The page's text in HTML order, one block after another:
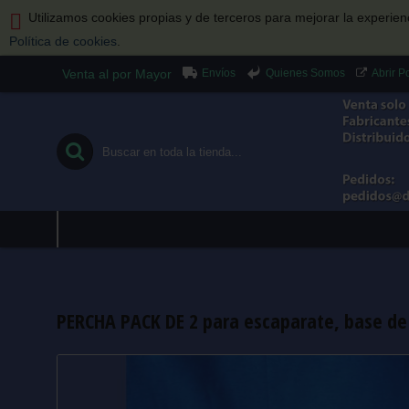
Utilizamos cookies propias y de terceros para mejorar la
Política de cookies
Venta al por Mayor Envíos Quienes Somos Abrir
PERCHA PACK DE 2 para escaparate, base